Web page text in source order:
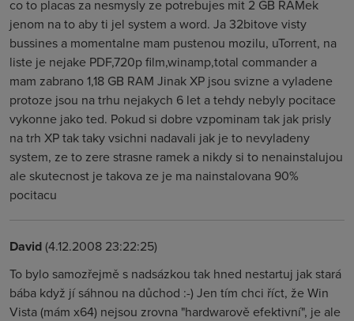
co to placas za nesmysly ze potrebujes mit 2 GB RAMek
jenom na to aby ti jel system a word. Ja 32bitove visty
bussines a momentalne mam pustenou mozilu, uTorrent, na
liste je nejake PDF,720p film,winamp,total commander a
mam zabrano 1,18 GB RAM Jinak XP jsou svizne a vyladene
protoze jsou na trhu nejakych 6 let a tehdy nebyly pocitace
vykonne jako ted. Pokud si dobre vzpominam tak jak prisly
na trh XP tak taky vsichni nadavali jak je to nevyladeny
system, ze to zere strasne ramek a nikdy si to nenainstalujou
ale skutecnost je takova ze je ma nainstalovana 90%
pocitacu
David(4.12.2008 23:22:25)
To bylo samozřejmě s nadsázkou tak hned nestartuj jak stará
bába když jí sáhnou na důchod :-) Jen tím chci říct, že Win
Vista (mám x64) nejsou zrovna "hardwarově efektivní", je ale